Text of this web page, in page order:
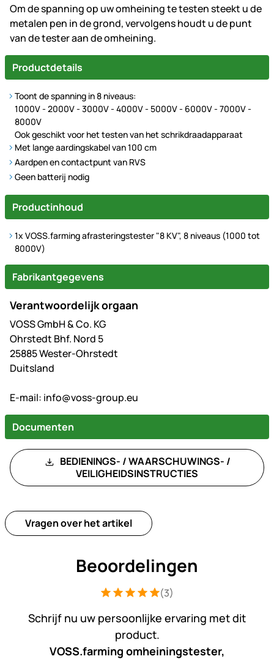
Om de spanning op uw omheining te testen steekt u de
metalen pen in de grond, vervolgens houdt u de punt
van de tester aan de omheining.
Productdetails
Toont de spanning in 8 niveaus:
1000V - 2000V - 3000V - 4000V - 5000V - 6000V - 7000V -
8000V
Ook geschikt voor het testen van het schrikdraadapparaat
Met lange aardingskabel van 100 cm
Aardpen en contactpunt van RVS
Geen batterij nodig
Productinhoud
1x VOSS.farming afrasteringstester "8 KV", 8 niveaus (1000 tot
8000V)
Fabrikantgegevens
Verantwoordelijk orgaan
VOSS GmbH & Co. KG
Ohrstedt Bhf. Nord 5
25885 Wester-Ohrstedt
Duitsland
E-mail: info@voss-group.eu
Documenten
BEDIENINGS- / WAARSCHUWINGS- /
VEILIGHEIDSINSTRUCTIES
Vragen over het artikel
Beoordelingen
Beoordeling: 5 van 5 (3
3 Bewertungen
(3)
Schrijf nu uw persoonlijke ervaring met dit
product.
VOSS.farming omheiningstester,